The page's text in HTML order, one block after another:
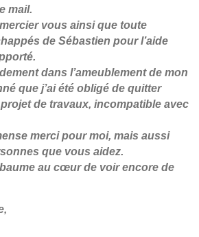
mail.
vous ainsi que toute
de Sébastien pour l’aide
dans l’ameublement de mon
que j’ai été obligé de quitter
projet de travaux, incompatible avec
merci pour moi, mais aussi
que vous aidez.
au cœur de voir encore de